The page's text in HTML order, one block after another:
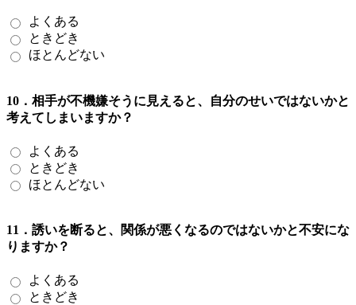
よくある
ときどき
ほとんどない
10．相手が不機嫌そうに見えると、自分のせいではないかと
考えてしまいますか？
よくある
ときどき
ほとんどない
11．誘いを断ると、関係が悪くなるのではないかと不安にな
りますか？
よくある
ときどき